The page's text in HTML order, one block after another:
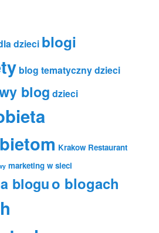
dzieci blogi
blog tematyczny dzieci
blog dzieci
Krakow Restaurant
marketing w sieci
bloguo blogach